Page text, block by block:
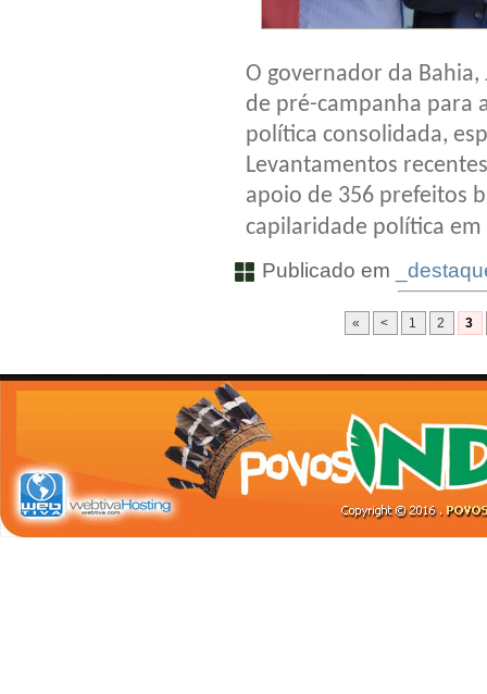
O governador da Bahia,
de pré-campanha para
política consolidada,
Levantamentos
apoio de 356 prefeitos
capilaridade política
Publicado em
« < 1 2 3